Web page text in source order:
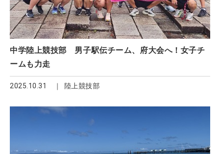
中学陸上競技部 男子駅伝チーム、府大会へ！女子チ
ームも力走
2025.10.31 陸上競技部